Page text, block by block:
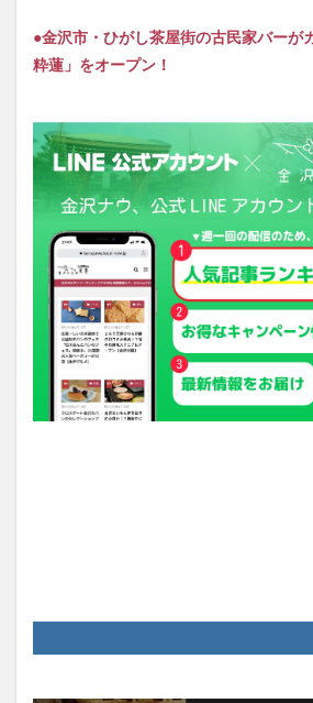
●金沢市・ひがし茶屋街の古民家バーが
粋蓮」をオープン！